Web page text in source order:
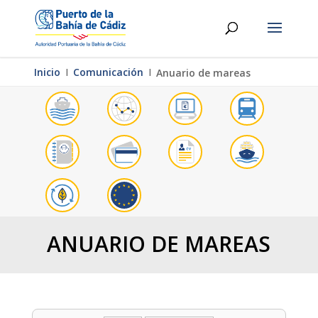
Inicio Ι Comunicación Ι Anuario de mareas
ANUARIO DE MAREAS